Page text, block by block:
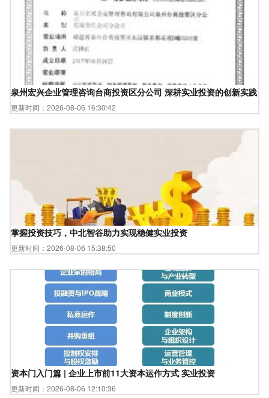
泉州宏兴企业管理咨询台商投资区分公司 深耕实业投资的创新实践
更新时间：2026-08-06 16:30:42
掌握投资技巧，中北智谷助力实现稳健实业投资
更新时间：2026-08-06 15:38:50
资本门入门篇 | 企业上市前11大资本运作方式 实业投资
更新时间：2026-08-06 12:10:36